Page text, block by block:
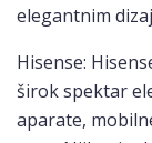
elegantnim
Hisense:
širok spektar
aparate,